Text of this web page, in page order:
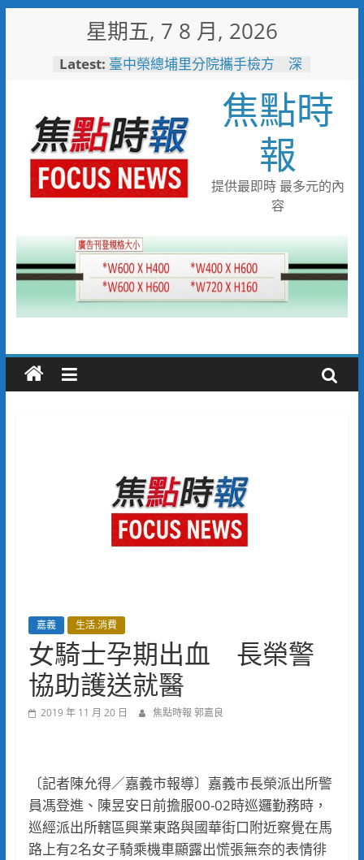
星期五, 7 8 月, 2026
Latest: 臺中榮總埔里分院攜手檢方 深
「路不是你的」！騎士大鬧城鎮
韌性演習 前鎮警鐵腕攔停送辦
珍惜119報案專線資源 切勿無故
撥打或謊報案件
白海豚颱風來襲！台電台東區處
全面整備迎戰強風豪雨 籲多利
用「台灣電力APP」查詢
男子性侵偷拍又餵毒致傳播女暴
焦點時
報
提供最即時 最多元的內
容
嘉義 生活.消費
女騎士孕期出血 長榮警
協助護送就醫
2019 年 11 月 20 日 焦點時報 郭嘉良
〔記者陳允得／嘉義市報導〕嘉義市長榮派出所警
員馮登進、陳昱安日前擔服00-02時巡邏勤務時，
巡經派出所轄區興業東路與國華街口附近察覺在馬
路上有2名女子騎乘機車顯露出慌張無奈的表情徘